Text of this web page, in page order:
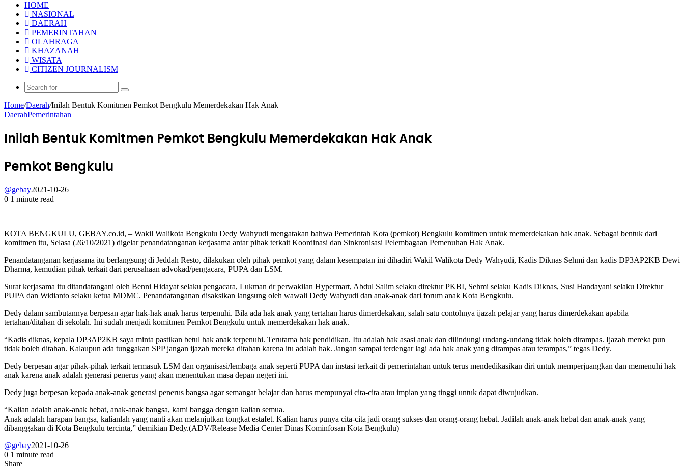
HOME
NASIONAL
DAERAH
PEMERINTAHAN
OLAHRAGA
KHAZANAH
WISATA
CITIZEN JOURNALISM
Home/Daerah/Inilah Bentuk Komitmen Pemkot Bengkulu Memerdekakan Hak Anak
DaerahPemerintahan
Inilah Bentuk Komitmen Pemkot Bengkulu Memerdekakan Hak Anak
Pemkot Bengkulu
@gebay2021-10-26
0 1 minute read
KOTA BENGKULU, GEBAY.co.id, – Wakil Walikota Bengkulu Dedy Wahyudi mengatakan bahwa Pemerintah Kota (pemkot) Bengkulu komitmen untuk memerdekakan hak anak. Sebagai bentuk dari
komitmen itu, Selasa (26/10/2021) digelar penandatanganan kerjasama antar pihak terkait Koordinasi dan Sinkronisasi Pelembagaan Pemenuhan Hak Anak.
Penandatanganan kerjasama itu berlangsung di Jeddah Resto, dilakukan oleh pihak pemkot yang dalam kesempatan ini dihadiri Wakil Walikota Dedy Wahyudi, Kadis Diknas Sehmi dan kadis DP3AP2KB Dewi
Dharma, kemudian pihak terkait dari perusahaan advokad/pengacara, PUPA dan LSM.
Surat kerjasama itu ditandatangani oleh Benni Hidayat selaku pengacara, Lukman dr perwakilan Hypermart, Abdul Salim selaku direktur PKBI, Sehmi selaku Kadis Diknas, Susi Handayani selaku Direktur
PUPA dan Widianto selaku ketua MDMC. Penandatanganan disaksikan langsung oleh wawali Dedy Wahyudi dan anak-anak dari forum anak Kota Bengkulu.
Dedy dalam sambutannya berpesan agar hak-hak anak harus terpenuhi. Bila ada hak anak yang tertahan harus dimerdekakan, salah satu contohnya ijazah pelajar yang harus dimerdekakan apabila
tertahan/ditahan di sekolah. Ini sudah menjadi komitmen Pemkot Bengkulu untuk memerdekakan hak anak.
“Kadis diknas, kepala DP3AP2KB saya minta pastikan betul hak anak terpenuhi. Terutama hak pendidikan. Itu adalah hak asasi anak dan dilindungi undang-undang tidak boleh dirampas. Ijazah mereka pun
tidak boleh ditahan. Kalaupun ada tunggakan SPP jangan ijazah mereka ditahan karena itu adalah hak. Jangan sampai terdengar lagi ada hak anak yang dirampas atau terampas,” tegas Dedy.
Dedy berpesan agar pihak-pihak terkait termasuk LSM dan organisasi/lembaga anak seperti PUPA dan instasi terkait di pemerintahan untuk terus mendedikasikan diri untuk memperjuangkan dan memenuhi hak
anak karena anak adalah generasi penerus yang akan menentukan masa depan negeri ini.
Dedy juga berpesan kepada anak-anak generasi penerus bangsa agar semangat belajar dan harus mempunyai cita-cita atau impian yang tinggi untuk dapat diwujudkan.
“Kalian adalah anak-anak hebat, anak-anak bangsa, kami bangga dengan kalian semua.
Anak adalah harapan bangsa, kalianlah yang nanti akan melanjutkan tongkat estafet. Kalian harus punya cita-cita jadi orang sukses dan orang-orang hebat. Jadilah anak-anak hebat dan anak-anak yang
dibanggakan di Kota Bengkulu tercinta,” demikian Dedy.(ADV/Release Media Center Dinas Kominfosan Kota Bengkulu)
@gebay2021-10-26
0 1 minute read
Share